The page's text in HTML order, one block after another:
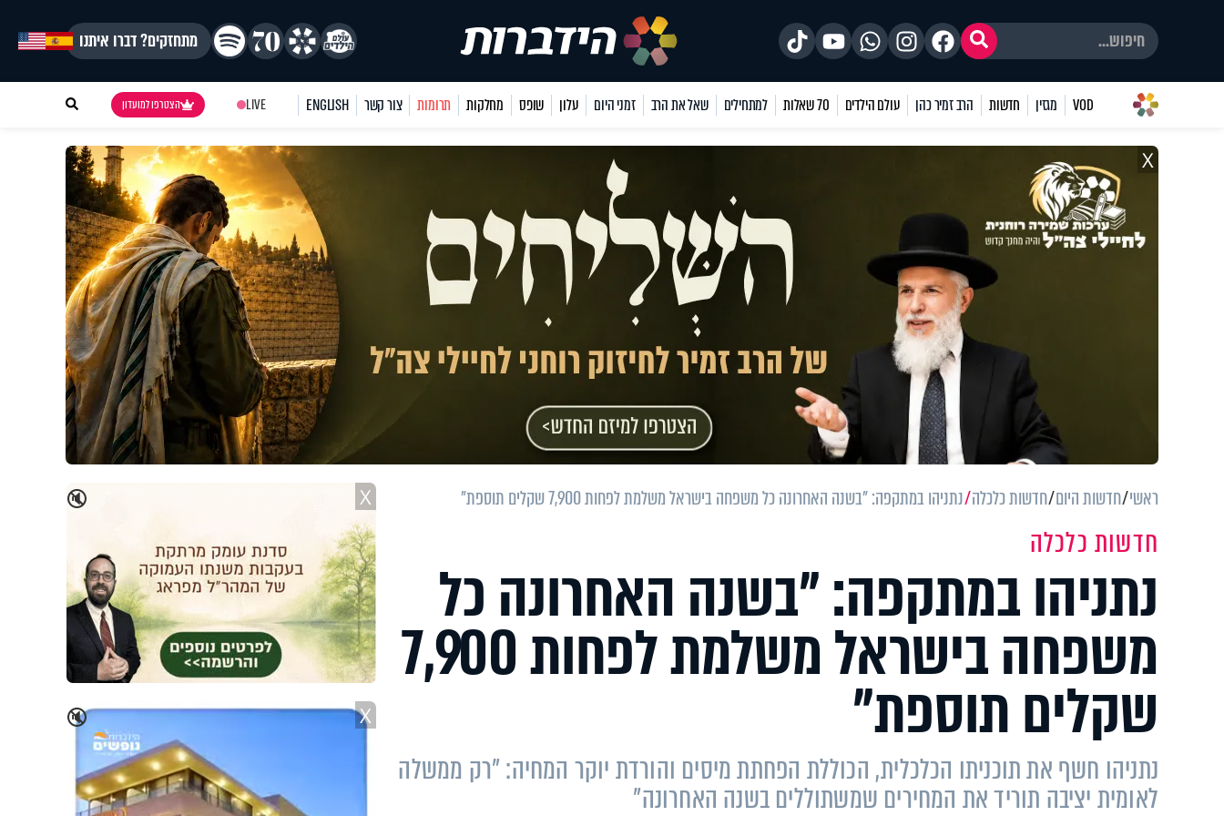
מתחזקים? דברו איתנו
VOD מגזין חדשות הרב זמיר כהן עולם הילדים 70 שאלות למתחילים שאל את הרב זמני היום עלון שופס מחלקות תרומות צור קשר ENGLISH
LIVE הצטרפו למועדון
X
ראשי חדשות היום חדשות כלכלה נתניהו במתקפה: "בשנה האחרונה כל משפחה בישראל משלמת לפחות 7,900 שקלים תוספת"
חדשות כלכלה
נתניהו במתקפה: "בשנה האחרונה כל
משפחה בישראל משלמת לפחות 7,900
שקלים תוספת"
נתניהו חשף את תוכניתו הכלכלית, הכוללת הפחתת מיסים והורדת יוקר המחיה: "רק ממשלה
לאומית יציבה תוריד את המחירים שמשתוללים בשנה האחרונה"
🔇 X
🔇 X